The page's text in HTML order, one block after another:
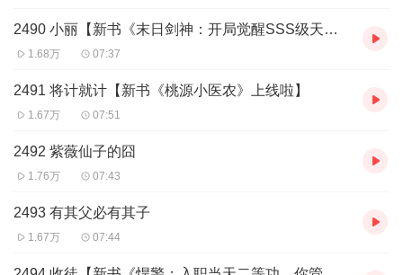
2490 小丽【新书《末日剑神：开局觉醒SSS级天赋，震惊全球》上线啦】
1.68万 07:37
2491 将计就计【新书《桃源小医农》上线啦】
1.67万 07:51
2492 紫薇仙子的囧
1.76万 07:43
2493 有其父必有其子
1.67万 07:44